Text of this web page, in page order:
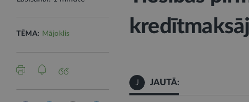
TĒMA: Mājoklis
J JAUTĀ: